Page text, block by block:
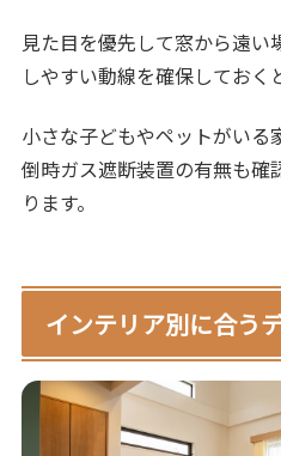
見た目を優先して窓から遠
しやすい動線を確保しておく
小さな子どもやペットがいる
倒時ガス遮断装置の有無も確
ります。
インテリア別に合う